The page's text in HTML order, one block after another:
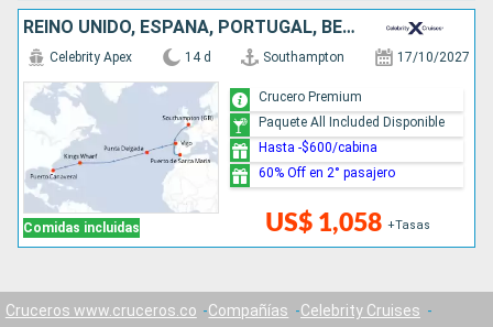
REINO UNIDO, ESPAÑA, PORTUGAL, BERMUDAS, ESTADOS UNIDOS
Comidas incluidas
Celebrity Apex 14 d Southampton 17/10/2027
US$ 1,058 +Tasas
Crucero Premium
Paquete All Included Disponible
Hasta -$600/cabina
60% Off en 2° pasajero
Cruceros www.cruceros.co Compañías
Celebrity Cruises